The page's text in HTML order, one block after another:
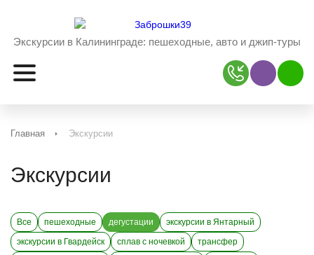
Экскурсии в Калининграде: пешеходные, авто и джип-туры
Наш ViberНаш
Главная Экскурсии
Экскурсии
Все пешеходные дегустации
экскурсии в Янтарный
экскурсии в Гвардейск
сплав с ночевкой
трансфер